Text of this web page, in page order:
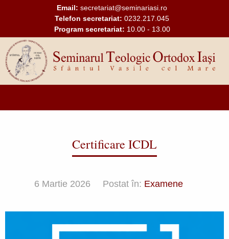
Mergi la conţinutul principal
Email: secretariat@seminariasi.ro
Telefon secretariat: 0232.217.045
Program secretariat: 10.00 - 13.00
Main
Certificare ICDL
6 Martie 2026 Postat în: Examene